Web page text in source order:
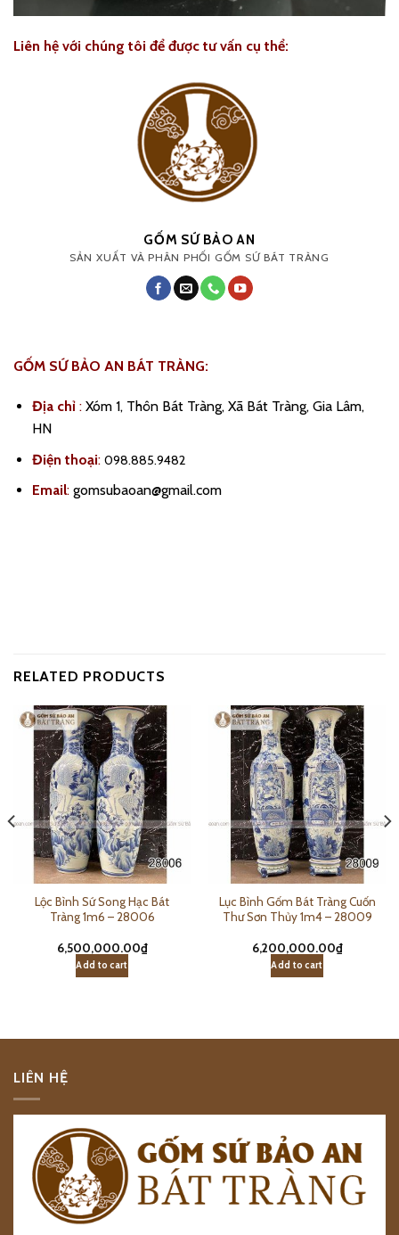
Liên hệ với chúng tôi để được tư vấn cụ thể:
GỐM SỨ BẢO AN
SẢN XUẤT VÀ PHÂN PHỐI GỐM SỨ BÁT TRÀNG
GỐM SỨ BẢO AN BÁT TRÀNG:
Địa chỉ :Xóm 1, Thôn Bát Tràng, Xã Bát Tràng, Gia Lâm,
HN
Điện thoại: 098.885.9482
Email:gomsubaoan@gmail.com
RELATED PRODUCTS
Lộc Bình Sứ Song Hạc Bát
Tràng 1m6 – 28006
6,500,000.00₫
Add to cart
Lục Bình Gốm Bát Tràng Cuốn
Thư Sơn Thủy 1m4 – 28009
6,200,000.00₫
Add to cart
LIÊN HỆ